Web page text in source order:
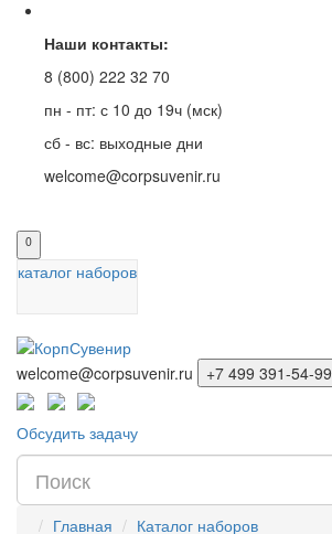
Наши контакты:
8 (800) 222 32 70
пн - пт: с 10 до 19ч (мск)
сб - вс: выходные дни
welcome@corpsuvenir.ru
0
каталог наборов
welcome@corpsuvenir.ru +7 499 391-54-99
Обсудить задачу
Главная
Каталог наборов